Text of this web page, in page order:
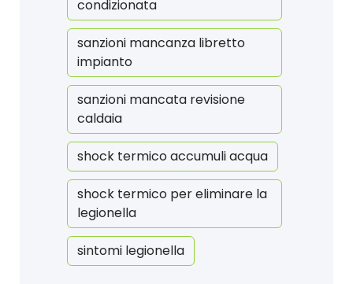
condizionata
sanzioni mancanza libretto
impianto
sanzioni mancata revisione
caldaia
shock termico accumuli acqua
shock termico per eliminare la
legionella
sintomi legionella